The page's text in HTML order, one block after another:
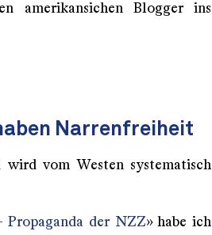
amerikansichen Blogger ins
Narrenfreiheit
wird vom Westen systematisch
Propaganda der NZZ» habe ich